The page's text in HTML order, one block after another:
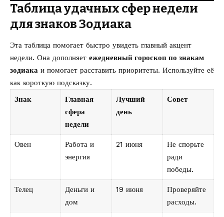
Таблица удачных сфер недели
для знаков Зодиака
Эта таблица помогает быстро увидеть главный акцент
недели. Она дополняет ежедневный гороскоп по знакам
зодиака и помогает расставить приоритеты. Используйте её
как короткую подсказку.
Знак
Главная
сфера
недели
Лучший
день
Совет
Овен
Работа и
энергия
21 июня
Не спорьте
ради
победы.
Телец
Деньги и
дом
19 июня
Проверяйте
расходы.